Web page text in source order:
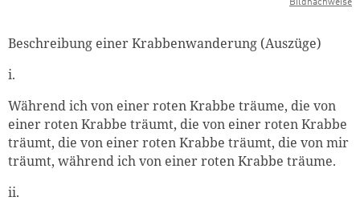
Bildnachweise
Beschreibung einer Krabbenwanderung (Auszüge)
i.
Während ich von einer roten Krabbe träume, die von
einer roten Krabbe träumt, die von einer roten Krabbe
träumt, die von einer roten Krabbe träumt, die von mir
träumt, während ich von einer roten Krabbe träume.
ii.